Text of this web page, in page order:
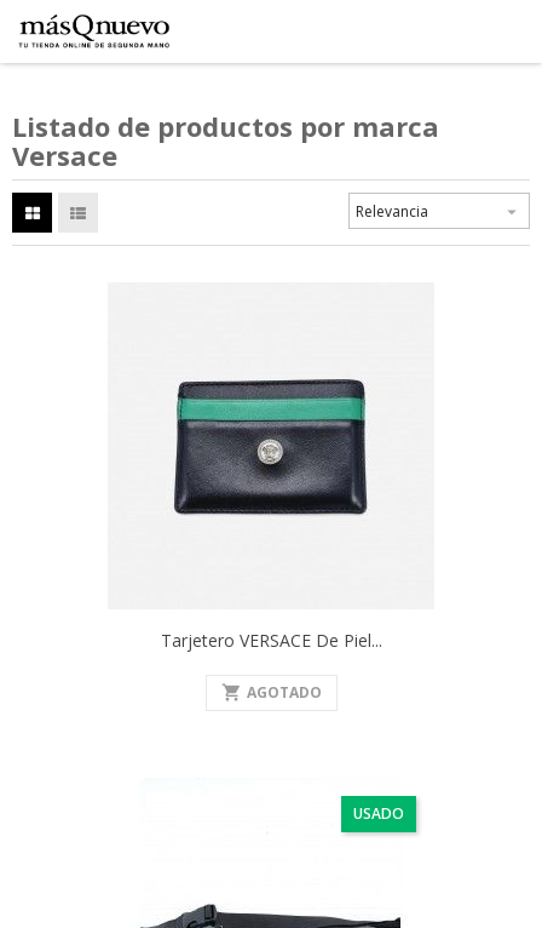
Listado de productos por marca
Versace
Relevancia 
Tarjetero VERSACE De Piel...
shopping_cart AGOTADO
USADO